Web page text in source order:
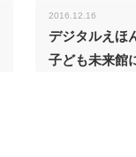
2016.12.16
デジタルえほ
子ども未来館